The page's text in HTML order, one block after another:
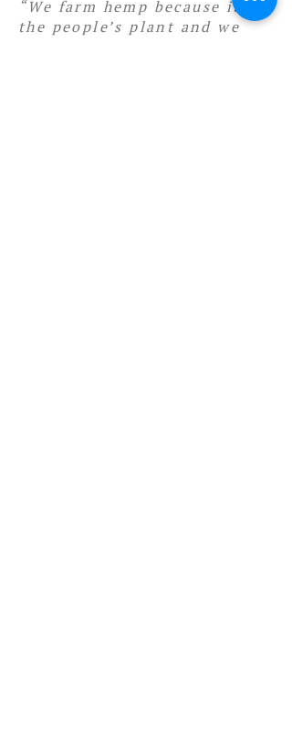
“We farm hemp because it’s
the people’s plant and we